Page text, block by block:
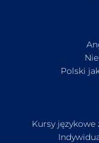
Polski
Kursy